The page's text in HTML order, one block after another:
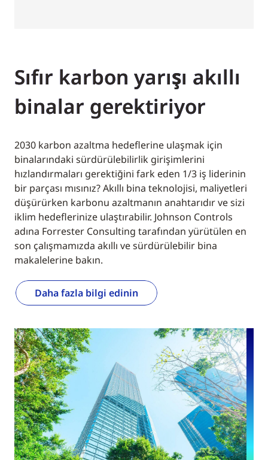
Sıfır karbon yarışı akıllı
binalar gerektiriyor
2030 karbon azaltma hedeflerine ulaşmak için
binalarındaki sürdürülebilirlik girişimlerini
hızlandırmaları gerektiğini fark eden 1/3 iş liderinin
bir parçası mısınız? Akıllı bina teknolojisi, maliyetleri
düşürürken karbonu azaltmanın anahtarıdır ve sizi
iklim hedeflerinize ulaştırabilir. Johnson Controls
adına Forrester Consulting tarafından yürütülen en
son çalışmamızda akıllı ve sürdürülebilir bina
makalelerine bakın.
Daha fazla bilgi edinin